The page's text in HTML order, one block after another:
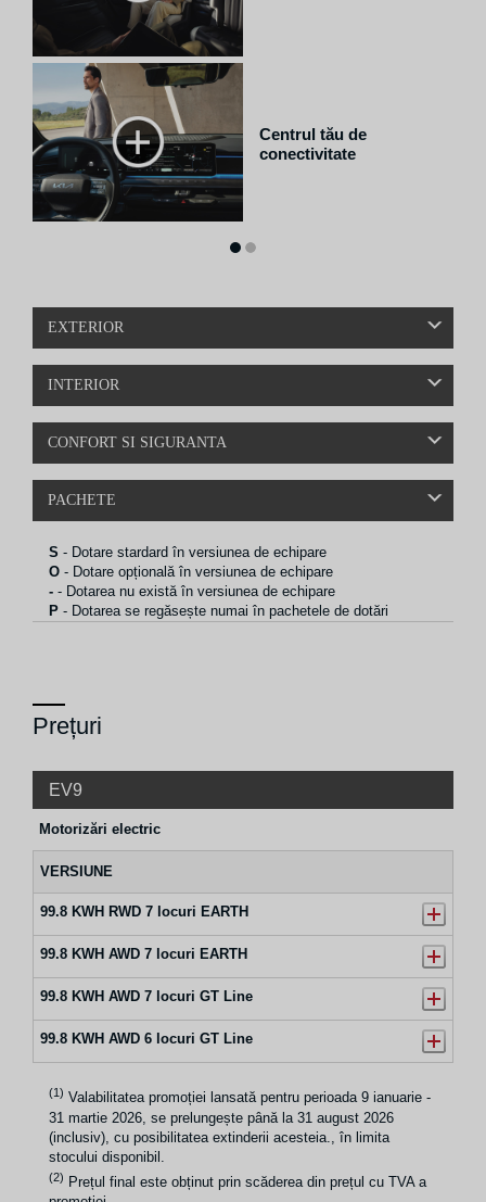
Centrul tău de
conectivitate
1
EXTERIOR
INTERIOR
CONFORT SI SIGURANTA
PACHETE
S - Dotare stardard în versiunea de echipare
O - Dotare opțională în versiunea de echipare
- - Dotarea nu există în versiunea de echipare
P - Dotarea se regăsește numai în pachetele de dotări
Prețuri
EV9
Motorizări electric
VERSIUNE
99.8 KWH RWD 7 locuri EARTH
99.8 KWH AWD 7 locuri EARTH
99.8 KWH AWD 7 locuri GT Line
99.8 KWH AWD 6 locuri GT Line
(1) Valabilitatea promoției lansată pentru perioada 9 ianuarie -
31 martie 2026, se prelungește până la 31 august 2026
(inclusiv), cu posibilitatea extinderii acesteia., în limita
stocului disponibil.
(2) Prețul final este obținut prin scăderea din prețul cu TVA a